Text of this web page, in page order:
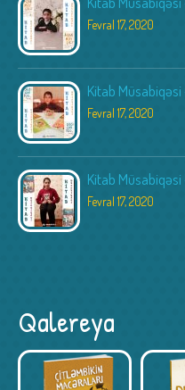
Fevral 17, 2020
Kitab
Fevral 17, 2020
Kitab Müsabiqəsi
Fevral 17, 2020
Qalereya